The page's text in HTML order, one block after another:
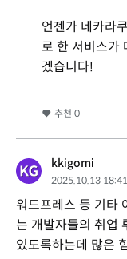
언젠가 네카라
로 한 서비스가
겠습니다!
추천 0
kkigomi
2025.10.13 18:41
워드프레스 등 기타
는 개발자들의 취업
있도록하는데 많은